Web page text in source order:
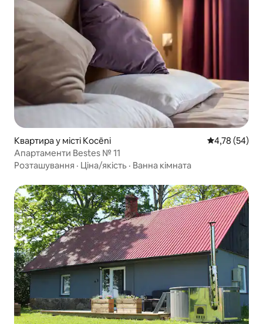
Квартира у місті Kocēni Середня
4,78 (54)
Апартаменти Bestes № 11
Розташування · Ціна/якість · Ванна кімната